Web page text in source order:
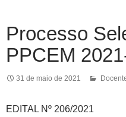
Processo
PPCEM
31 de maio de 2021
EDITAL Nº 206/2021